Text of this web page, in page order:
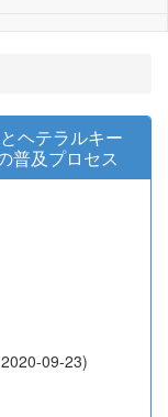
ヘテラルキー
普及プロセス
09-23)